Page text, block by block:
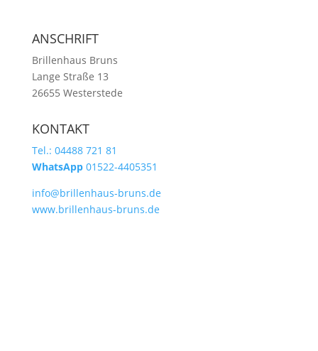
ANSCHRIFT
Brillenhaus Bruns
Lange Straße 13
26655 Westerstede
KONTAKT
Tel.: 04488 721 81
WhatsApp01522-4405351
info@brillenhaus-bruns.de
www.brillenhaus-bruns.de